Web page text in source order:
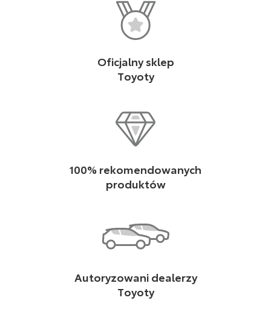
Oficjalny sklep
Toyoty
100% rekomendowanych
produktów
Autoryzowani dealerzy
Toyoty